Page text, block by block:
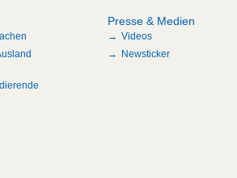
Presse & Medien
Videos
Newsticker